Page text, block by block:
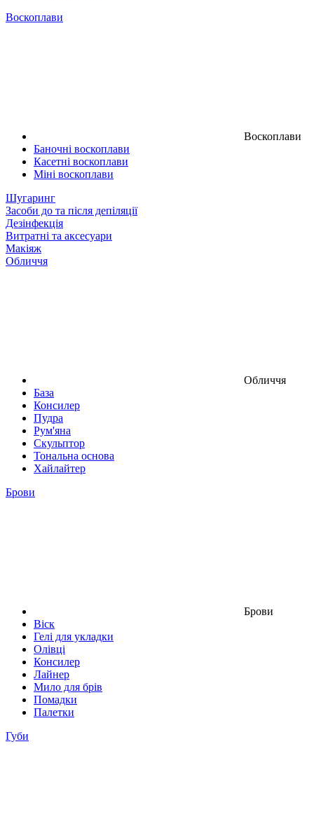
Воскоплави
Воскоплави
Баночні воскоплави
Касетні воскоплави
Міні воскоплави
Шугаринг
Засоби до та після депіляції
Дезінфекція
Витратні та аксесуари
Макіяж
Обличчя
Обличчя
База
Консилер
Пудра
Рум'яна
Скульптор
Тональна основа
Хайлайтер
Брови
Брови
Віск
Гелі для укладки
Олівці
Консилер
Лайнер
Мило для брів
Помадки
Палетки
Губи